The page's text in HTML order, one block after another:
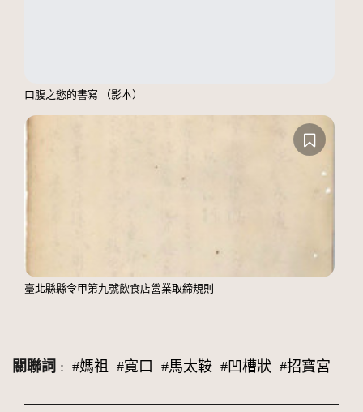
口腹之慾的書寫 （影本）
臺北縣縣令甲第九號飲食店營業取締規則
關聯詞 : #媽祖 #寬口 #馬太鞍 #凹槽狀 #招寶宮